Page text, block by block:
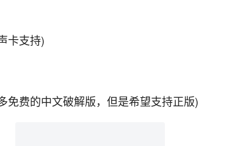
卡支持)
免费的中文破解版，但是希望支持正版)